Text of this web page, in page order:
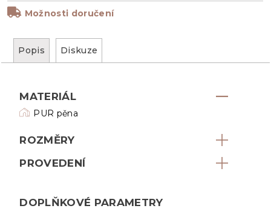
Možnosti doručení
Popis Diskuze
MATERIÁL
PUR pěna
ROZMĚRY
PROVEDENÍ
DOPLŇKOVÉ PARAMETRY